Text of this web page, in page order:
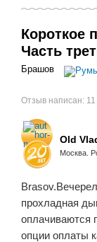
Короткое
Часть
Брашов
Отзыв написан:
Old
Москва.
прохладная
оплачиваются
опции оплаты